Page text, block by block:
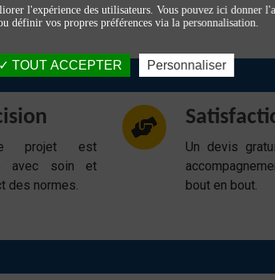
projet est
avec soin et
des normes.
Un devis
bout en bout.
l'expérience des utilisateurs. Vous pouvez ici donner
définir vos propres préférences via la personnalisation.
TOUT ACCEPTER Personnaliser